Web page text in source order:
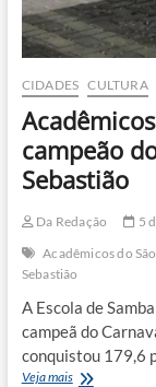
CIDADES CULTURA
campeão
Sebastião
Da Redação
5
Acadêmicos do
Sebastião
A Escola de
campeã do
conquistou 179,6
Veja maisAcadêmicos